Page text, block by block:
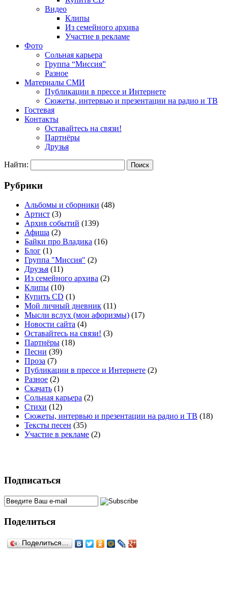
Видео
Клипы
Из семейного архива
Участие в рекламе
Фото
Сольная карьера
Группа “Миссия”
Разное
Материалы СМИ
Публикации в прессе и Интернете
Сюжеты, интервью и презентации на радио и ТВ
Гостевая
Контакты
Оставайтесь на связи!
Партнёры
Друзья
Найти:
Рубрики
Альбомы и сборники (48)
Артист (3)
Архив событий (139)
Афиша (2)
Байки про Владика (16)
Блог (1)
Группа "Миссия" (2)
Друзья (11)
Из семейного архива (2)
Клипы (10)
Купить CD (1)
Мой личный дневник (11)
Мысли вслух (мои афоризмы) (17)
Новости сайта (4)
Оставайтесь на связи! (3)
Партнёры (18)
Песни (39)
Проза (7)
Публикации в прессе и Интернете (2)
Разное (2)
Скачать (1)
Сольная карьера (2)
Стихи (12)
Сюжеты, интервью и презентации на радио и ТВ (18)
Тексты песен (35)
Участие в рекламе (2)
Подписаться
Поделиться
Поделиться…